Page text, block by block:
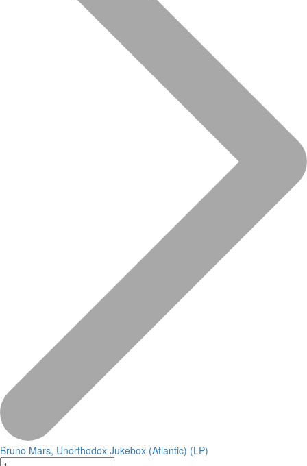
Bruno Mars, Unorthodox Jukebox (Atlantic) (LP)